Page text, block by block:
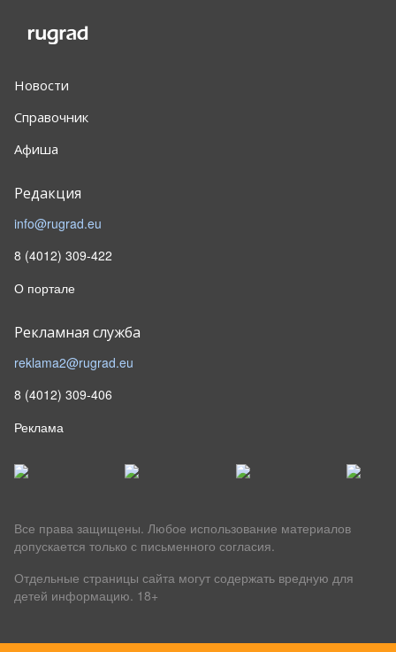
Новости
Справочник
Афиша
Редакция
info@rugrad.eu
8 (4012) 309-422
О портале
Рекламная служба
reklama2@rugrad.eu
8 (4012) 309-406
Реклама
Все права защищены. Любое использование материалов
допускается только с письменного согласия.
Отдельные страницы сайта могут содержать вредную для
детей информацию. 18+